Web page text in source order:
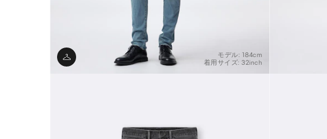
モデル: 184cm
着用サイズ: 32inch